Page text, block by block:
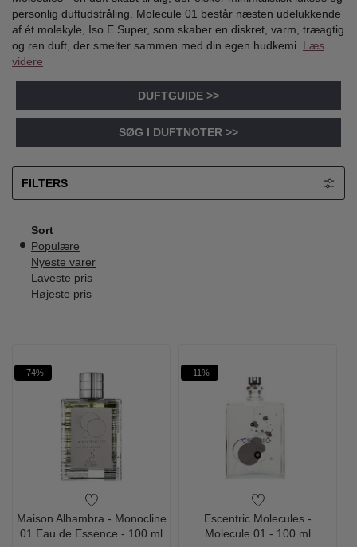
personlig duftudstråling. Molecule 01 består næsten udelukkende
af ét molekyle, Iso E Super, som skaber en diskret, varm, træagtig
og ren duft, der smelter sammen med din egen hudkemi. Læs
videre
DUFTGUIDE >>
SØG I DUFTNOTER >>
FILTERS
Sort
Populære
Nyeste varer
Laveste pris
Højeste pris
-74%
Maison Alhambra - Monocline
01 Eau de Essence - 100 ml
-11%
Escentric Molecules -
Molecule 01 - 100 ml